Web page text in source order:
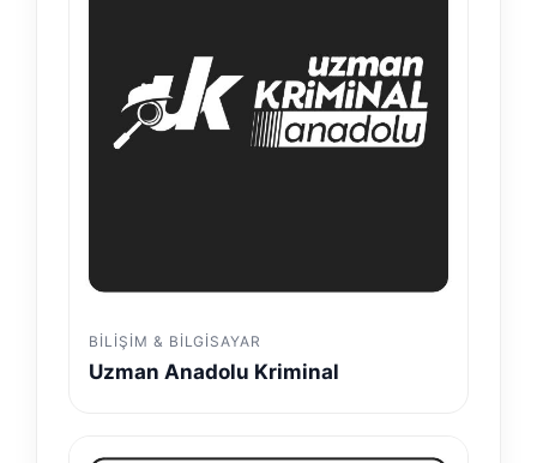
BILIŞIM & BILGISAYAR
Uzman Anadolu Kriminal